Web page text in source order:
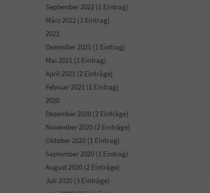
September 2022 (1 Eintrag)
März 2022 (1 Eintrag)
2021
Dezember 2021 (1 Eintrag)
Mai 2021 (1 Eintrag)
April 2021 (2 Einträge)
Februar 2021 (1 Eintrag)
2020
Dezember 2020 (2 Einträge)
November 2020 (2 Einträge)
Oktober 2020 (1 Eintrag)
September 2020 (1 Eintrag)
August 2020 (2 Einträge)
Juli 2020 (3 Einträge)